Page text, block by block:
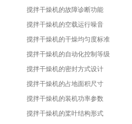
搅拌干燥机的故障诊断功能
搅拌干燥机的空载运行噪音
搅拌干燥机的干燥均匀度标准
搅拌干燥机的自动化控制等级
搅拌干燥机的密封方式设计
搅拌干燥机的占地面积尺寸
搅拌干燥机的装机功率参数
搅拌干燥机的桨叶结构形式